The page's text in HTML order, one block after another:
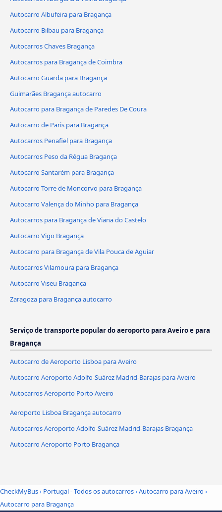
Autocarro Albufeira para Bragança
Autocarro Bilbau para Bragança
Autocarros Chaves Bragança
Autocarros para Bragança de Coimbra
Autocarro Guarda para Bragança
Guimarães Bragança autocarro
Autocarro para Bragança de Paredes De Coura
Autocarro de Paris para Bragança
Autocarros Penafiel para Bragança
Autocarros Peso da Régua Bragança
Autocarro Santarém para Bragança
Autocarro Torre de Moncorvo para Bragança
Autocarro Valença do Minho para Bragança
Autocarros para Bragança de Viana do Castelo
Autocarro Vigo Bragança
Autocarro para Bragança de Vila Pouca de Aguiar
Autocarros Vilamoura para Bragança
Autocarro Viseu Bragança
Zaragoza para Bragança autocarro
Serviço de transporte popular do aeroporto para Aveiro e para
Bragança
Autocarro de Aeroporto Lisboa para Aveiro
Autocarro Aeroporto Adolfo-Suárez Madrid-Barajas para Aveiro
Autocarros Aeroporto Porto Aveiro
Aeroporto Lisboa Bragança autocarro
Autocarros Aeroporto Adolfo-Suárez Madrid-Barajas Bragança
Autocarro Aeroporto Porto Bragança
CheckMyBus› Portugal - Todos os autocarros›Autocarro para Aveiro›
Autocarro para Bragança